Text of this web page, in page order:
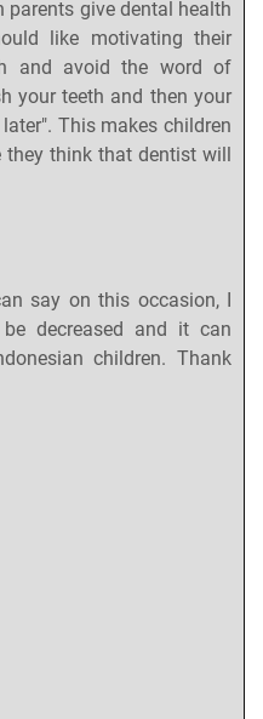
parents give dental health
like motivating their
and avoid the word of
your teeth and then your
This makes children
think that dentist will
say on this occasion, I
decreased and it can
children. Thank